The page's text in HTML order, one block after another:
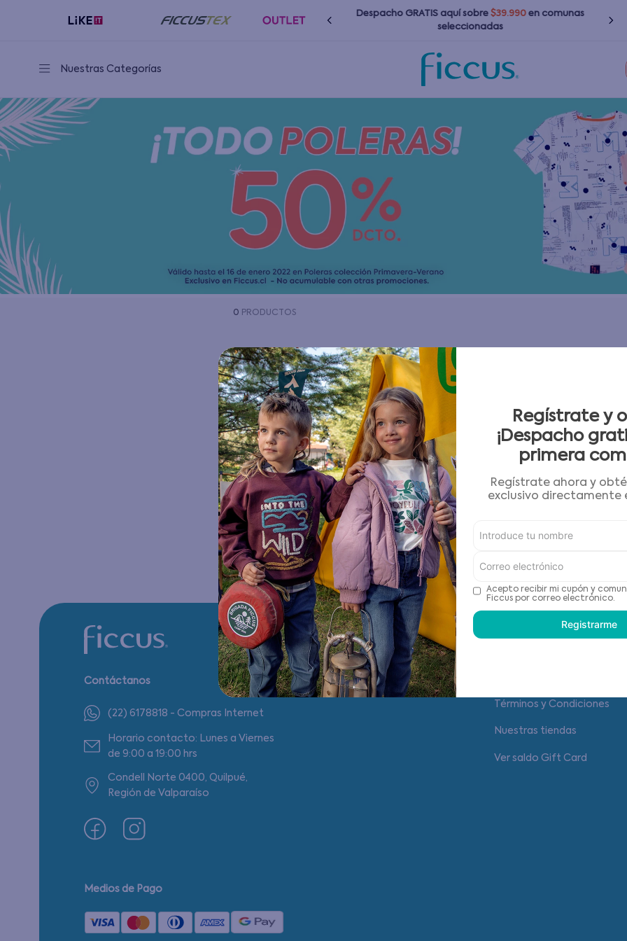
Despacho GRATIS aquísobre $39.990en comunas
seleccionadas
Nuestras Categorías
nina
3. bebé
bota agua
7. impermeable
8. botas agua
0 PRODUCTOS
OOPS!
No se encontró
Comprueba
Intenta
Utiliza
Intenta
Anterior
Contáctanos
(22) 6178818 - Compras Internet
Horario contacto: Lunes a Viernes
de 9:00 a 19:00 hrs
Condell Norte 0400, Quilpué,
Región de Valparaíso
Medios de Pago
Centro de ayuda
Términos y Condiciones
Nuestras tiendas
Ver saldo Gift Card
Regístrate y
¡Despacho
primera
Regístrate ahora y
exclusivo directamente
Acepto recibir mi cupón y
Ficcus por correo electrónico.
Registrarme